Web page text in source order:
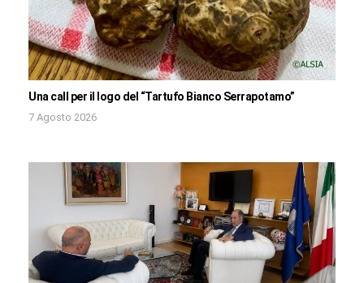
Una call per il logo del “Tartufo Bianco Serrapotamo”
7 Agosto 2026